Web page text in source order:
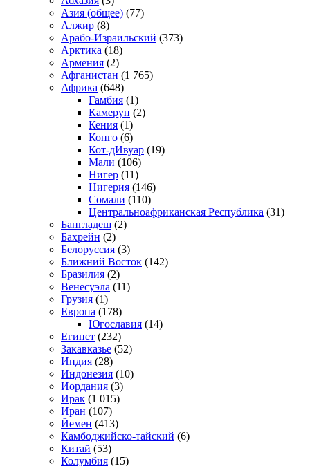
Азия (общее) (77)
Алжир (8)
Арабо-Израильский (373)
Арктика (18)
Армения (2)
Афганистан (1 765)
Африка (648)
Гамбия (1)
Камерун (2)
Кения (1)
Конго (6)
Кот-дИвуар (19)
Мали (106)
Нигер (11)
Нигерия (146)
Сомали (110)
Центральноафриканская Республика (31)
Бангладеш (2)
Бахрейн (2)
Белоруссия (3)
Ближний Восток (142)
Бразилия (2)
Венесуэла (11)
Грузия (1)
Европа (178)
Югославия (14)
Египет (232)
Закавказье (52)
Индия (28)
Индонезия (10)
Иордания (3)
Ирак (1 015)
Иран (107)
Йемен (413)
Камбоджийско-тайский (6)
Китай (53)
Колумбия (15)